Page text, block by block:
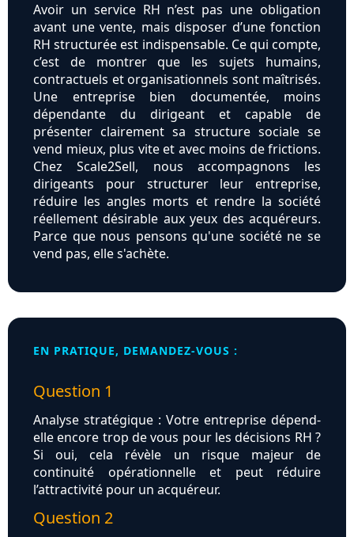
Avoir un service RH n’est pas une obligation
avant une vente, mais disposer d’une fonction
RH structurée est indispensable. Ce qui compte,
c’est de montrer que les sujets humains,
contractuels et organisationnels sont maîtrisés.
Une entreprise bien documentée, moins
dépendante du dirigeant et capable de
présenter clairement sa structure sociale se
vend mieux, plus vite et avec moins de frictions.
Chez Scale2Sell, nous accompagnons les
dirigeants pour structurer leur entreprise,
réduire les angles morts et rendre la société
réellement désirable aux yeux des acquéreurs.
Parce que nous pensons qu'une société ne se
vend pas, elle s'achète.
EN PRATIQUE, DEMANDEZ-VOUS :
Question 1
Analyse stratégique : Votre entreprise dépend-
elle encore trop de vous pour les décisions RH ?
Si oui, cela révèle un risque majeur de
continuité opérationnelle et peut réduire
l’attractivité pour un acquéreur.
Question 2